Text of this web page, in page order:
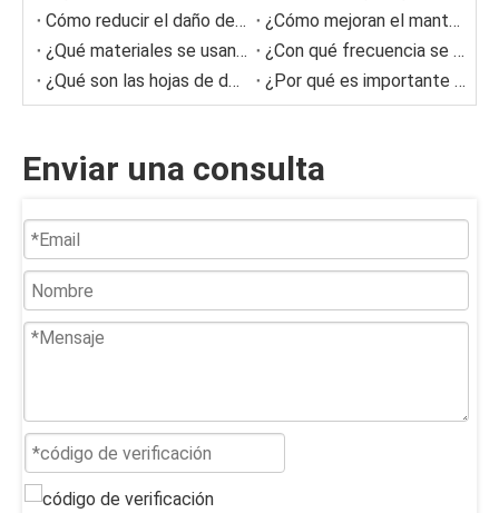
Cómo reducir el daño de los rodillos a la tela de la secadora
¿Cómo mejoran el mantenimiento de las cuchillas del médico inteligente?
¿Qué materiales se usan comúnmente para las cuchillas del médico?
¿Con qué frecuencia se deben reemplazar las cuchillas del doctor?
¿Qué son las hojas de doctor auto-lubricantes?
¿Por qué es importante la alineación de Doctor Blades?
Enviar una consulta